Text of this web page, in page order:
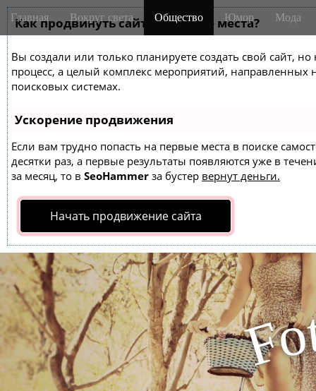
Как продвинуть сайт на первые места?
Вы создали или только планируете создать свой сайт,
процесс, а целый комплекс мероприятий,
поисковых системах.
Ускорение продвижения
Если вам трудно попасть на первые места в поиске
десятки раз, а первые результаты появляются уже в
за месяц, то в SeoHammer за бустер вернут деньги.
Начать продвижение сайта
M
a
n
m
e
n
u
i
Главная Вокруг света Общество Юмор Мода
Fo